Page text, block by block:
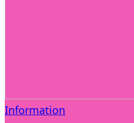
Information